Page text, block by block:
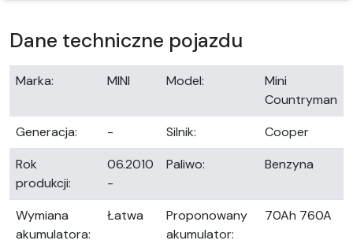
Dane techniczne pojazdu
Marka: MINI Model:
Mini
Countryman
Generacja:
- Silnik:
Cooper
Rok
produkcji:
06.2010
-
Paliwo: Benzyna
Wymiana
akumulatora:
Łatwa
Proponowany
akumulator:
70Ah 760A